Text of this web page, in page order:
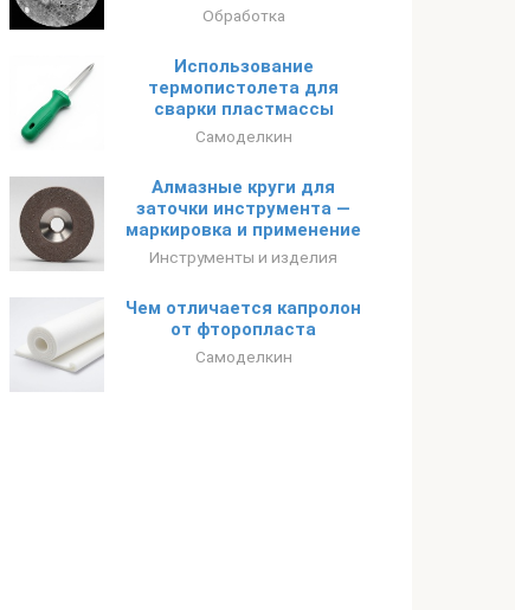
Обработка
Использование
термопистолета для
сварки пластмассы
Самоделкин
Алмазные круги для
заточки инструмента —
маркировка и применение
Инструменты и изделия
Чем отличается капролон
от фторопласта
Самоделкин